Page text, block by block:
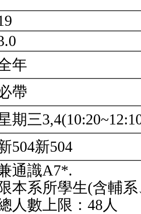
年
帶
期三
504新504
通識A7*.
本系所學生(含輔
人數上限：48人